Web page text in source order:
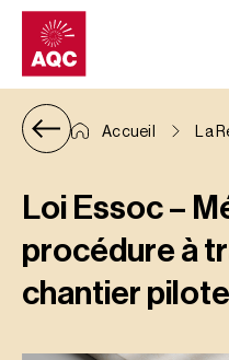
Panneau de gestion des
Accueil La
Loi Essoc –
procédure à
chantier pilote